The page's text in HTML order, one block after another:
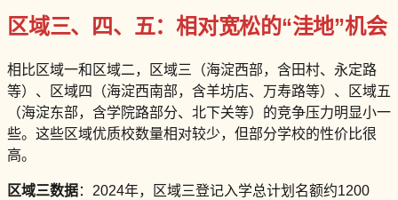
区域三、四、五：相对宽松的“洼地”机会
相比区域一和区域二，区域三（海淀西部，含田村、永定路
等）、区域四（海淀西南部，含羊坊店、万寿路等）、区域五
（海淀东部，含学院路部分、北下关等）的竞争压力明显小一
些。这些区域优质校数量相对较少，但部分学校的性价比很
高。
区域三数据：2024年，区域三登记入学总计划名额约1200